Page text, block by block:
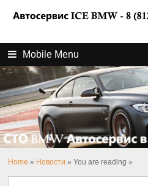
Mobile Menu
Home » Новости » You are reading »